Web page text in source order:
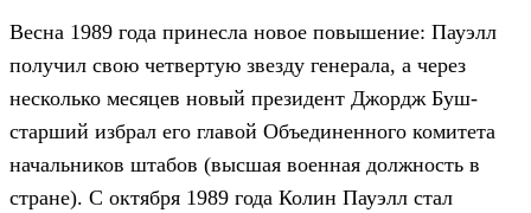
Весна 1989 года принесла новое повышение: Пауэлл
получил свою четвертую звезду генерала, а через
несколько месяцев новый президент Джордж Буш-
старший избрал его главой Объединенного комитета
начальников штабов (высшая военная должность в
стране). С октября 1989 года Колин Пауэлл стал